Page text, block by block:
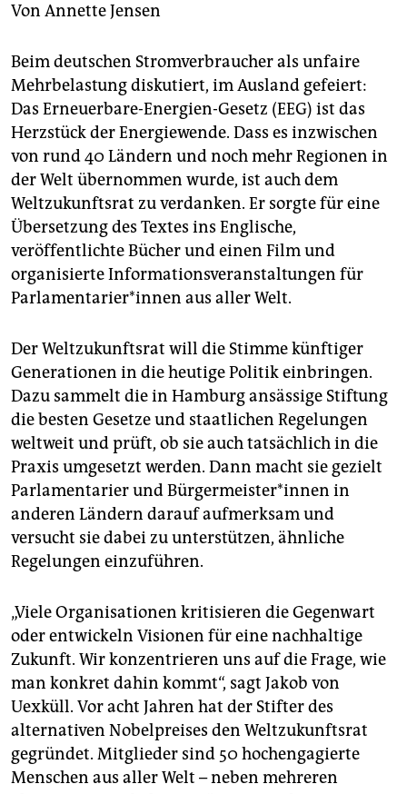
fragen & hilfe
unterstützen
abo
genossenschaft
epaper login
Von Annette Jensen
Beim deutschen Stromverbraucher als unfaire
Mehrbelastung diskutiert, im Ausland gefeiert:
Das Erneuerbare-Energien-Gesetz (EEG) ist das
Herzstück der Energiewende. Dass es inzwischen
von rund 40 Ländern und noch mehr Regionen in
der Welt übernommen wurde, ist auch dem
Weltzukunftsrat zu verdanken. Er sorgte für eine
Übersetzung des Textes ins Englische,
veröffentlichte Bücher und einen Film und
organisierte Informationsveranstaltungen für
Parlamentarier*innen aus aller Welt.
Der Weltzukunftsrat will die Stimme künftiger
Generationen in die heutige Politik einbringen.
Dazu sammelt die in Hamburg ansässige Stiftung
die besten Gesetze und staatlichen Regelungen
weltweit und prüft, ob sie auch tatsächlich in die
Praxis umgesetzt werden. Dann macht sie gezielt
Parlamentarier und Bürgermeister*innen in
anderen Ländern darauf aufmerksam und
versucht sie dabei zu unterstützen, ähnliche
Regelungen einzuführen.
„Viele Organisationen kritisieren die Gegenwart
oder entwickeln Visionen für eine nachhaltige
Zukunft. Wir konzentrieren uns auf die Frage, wie
man konkret dahin kommt“, sagt Jakob von
Uexküll. Vor acht Jahren hat der Stifter des
alternativen Nobelpreises den Weltzukunftsrat
gegründet. Mitglieder sind 50 hochengagierte
Menschen aus aller Welt – neben mehreren